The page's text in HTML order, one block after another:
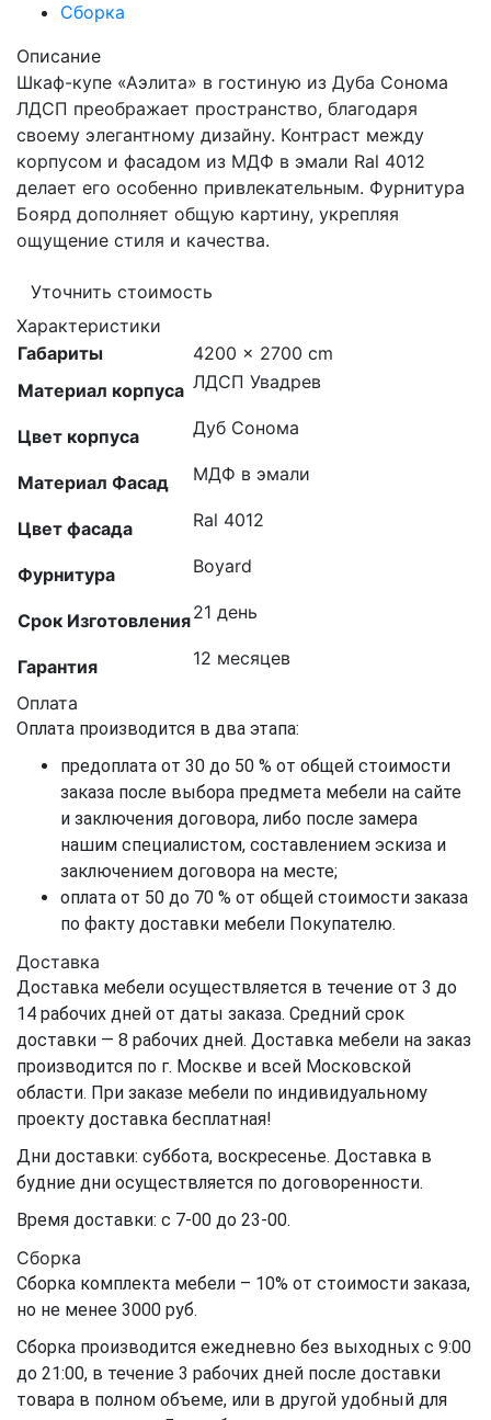
Сборка
Описание
Шкаф-купе «Аэлита» в гостиную из Дуба Сонома
ЛДСП преображает пространство, благодаря
своему элегантному дизайну. Контраст между
корпусом и фасадом из МДФ в эмали Ral 4012
делает его особенно привлекательным. Фурнитура
Боярд дополняет общую картину, укрепляя
ощущение стиля и качества.
Уточнить стоимость
Характеристики
Габариты
4200 × 2700 cm
Материал корпуса ЛДСП Увадрев
Цвет корпуса Дуб Сонома
Материал Фасад МДФ в эмали
Цвет фасада Ral 4012
Фурнитура Boyard
Срок Изготовления21 день
Гарантия 12 месяцев
Оплата
Оплата производится в два этапа:
предоплата от 30 до 50 % от общей стоимости
заказа после выбора предмета мебели на сайте
и заключения договора, либо после замера
нашим специалистом, составлением эскиза и
заключением договора на месте;
оплата от 50 до 70 % от общей стоимости заказа
по факту доставки мебели Покупателю.
Доставка
Доставка мебели осуществляется в течение от 3 до
14 рабочих дней от даты заказа. Средний срок
доставки — 8 рабочих дней. Доставка мебели на заказ
производится по г. Москве и всей Московской
области. При заказе мебели по индивидуальному
проекту доставка бесплатная!
Дни доставки: суббота, воскресенье. Доставка в
будние дни осуществляется по договоренности.
Время доставки: с 7-00 до 23-00.
Сборка
Сборка комплекта мебели – 10% от стоимости заказа,
но не менее 3000 руб.
Сборка производится ежедневно без выходных с 9:00
до 21:00, в течение 3 рабочих дней после доставки
товара в полном объеме, или в другой удобный для